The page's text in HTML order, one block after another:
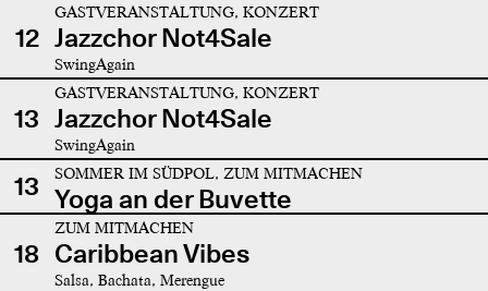
12
GASTVERANSTALTUNG, KONZERT
Jazzchor Not4Sale
SwingAgain
13
GASTVERANSTALTUNG, KONZERT
Jazzchor Not4Sale
SwingAgain
13 SOMMER IM SÜDPOL, ZUM MITMACHEN
Yoga an der Buvette
18
ZUM MITMACHEN
Caribbean Vibes
Salsa, Bachata, Merengue